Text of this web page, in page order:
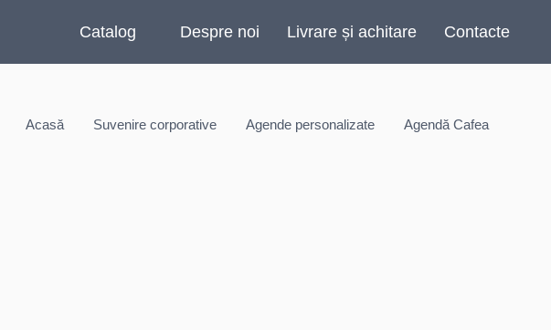
Catalog Despre noi Livrare și achitare Contacte
Acasă Suvenire corporative Agende personalizate Agendă Cafea